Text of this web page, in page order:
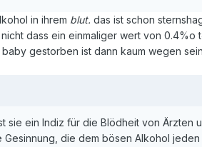
in ihrem blut. das ist schon
dass ein einmaliger wert von
gestorben ist dann kaum wegen
sie ein Indiz für die Blödheit von
die dem bösen Alkohol